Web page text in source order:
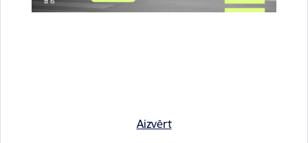
Aizvērt
pieprasījuma līmeni.
Statistikas sīkdatnes (nepieciešamas, lai
uzlabotu vietnes darbību un